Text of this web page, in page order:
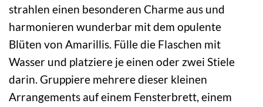
strahlen einen besonderen Charme aus und
harmonieren wunderbar mit dem opulente
Blüten von Amarillis. Fülle die Flaschen mit
Wasser und platziere je einen oder zwei Stiele
darin. Gruppiere mehrere dieser kleinen
Arrangements auf einem Fensterbrett, einem